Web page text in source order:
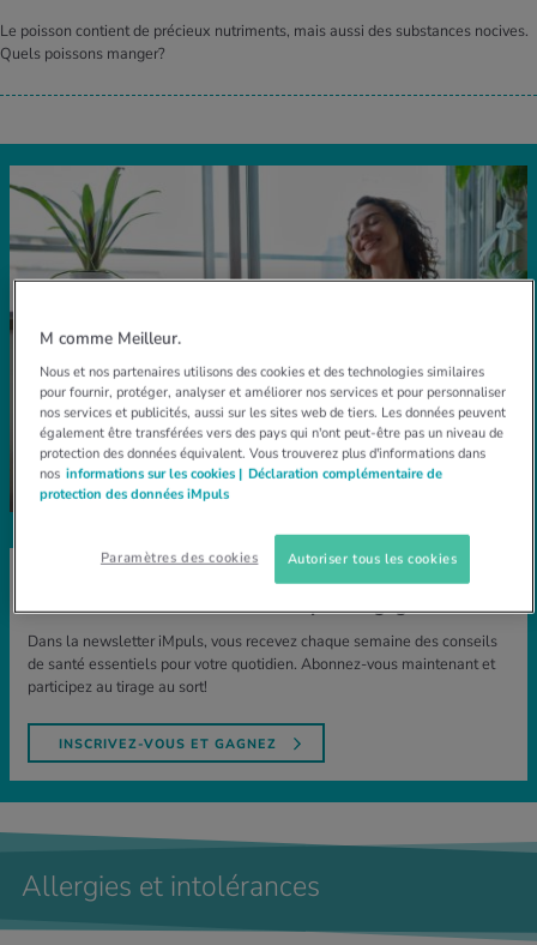
Le poisson contient de précieux nutriments, mais aussi des substances nocives.
Quels poissons manger?
Abonnez-vous à la newsletter iMpuls et gagnez
Dans la newsletter iMpuls, vous recevez chaque semaine des conseils
de santé essentiels pour votre quotidien. Abonnez-vous maintenant et
participez au tirage au sort!
INSCRIVEZ-VOUS ET GAGNEZ
Allergies et intolérances
M comme Meilleur.
Nous et nos partenaires utilisons des cookies et des technologies similaires
pour fournir, protéger, analyser et améliorer nos services et pour personnaliser
nos services et publicités, aussi sur les sites web de tiers. Les données peuvent
également être transférées vers des pays qui n'ont peut-être pas un niveau de
protection des données équivalent. Vous trouverez plus d'informations dans
nos informations sur les cookies | Déclaration complémentaire de
protection des données iMpuls
Paramètres des cookies Autoriser tous les cookies